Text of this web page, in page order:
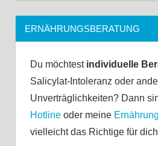
ERNÄHRUNGSBERATUNG
Du möchtest individuelle
Salicylat-Intoleranz oder
Unverträglichkeiten? Dann
Hotlineoder meine
vielleicht das Richtige für